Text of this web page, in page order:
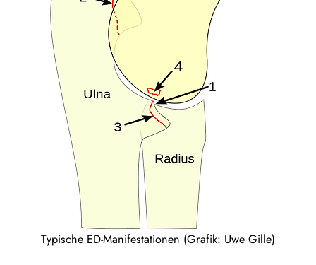
Typische ED-Manifestationen (Grafik: Uwe Gille)